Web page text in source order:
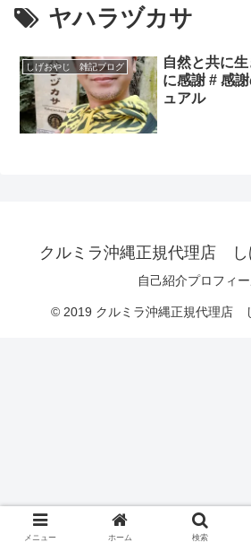
ヤハラヅカサ
しげおやじ 雑記ブログ
自然と共に
に感謝 # 感
ュアル
クルミラ沖縄正規代理店 し
自己紹介プロフィ
© 2019 クルミラ沖縄正規代理店
メニュー ホーム 検索